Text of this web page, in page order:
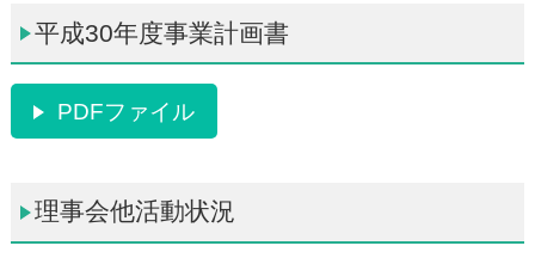
平成30年度事業計画書
PDFファイル
理事会他活動状況